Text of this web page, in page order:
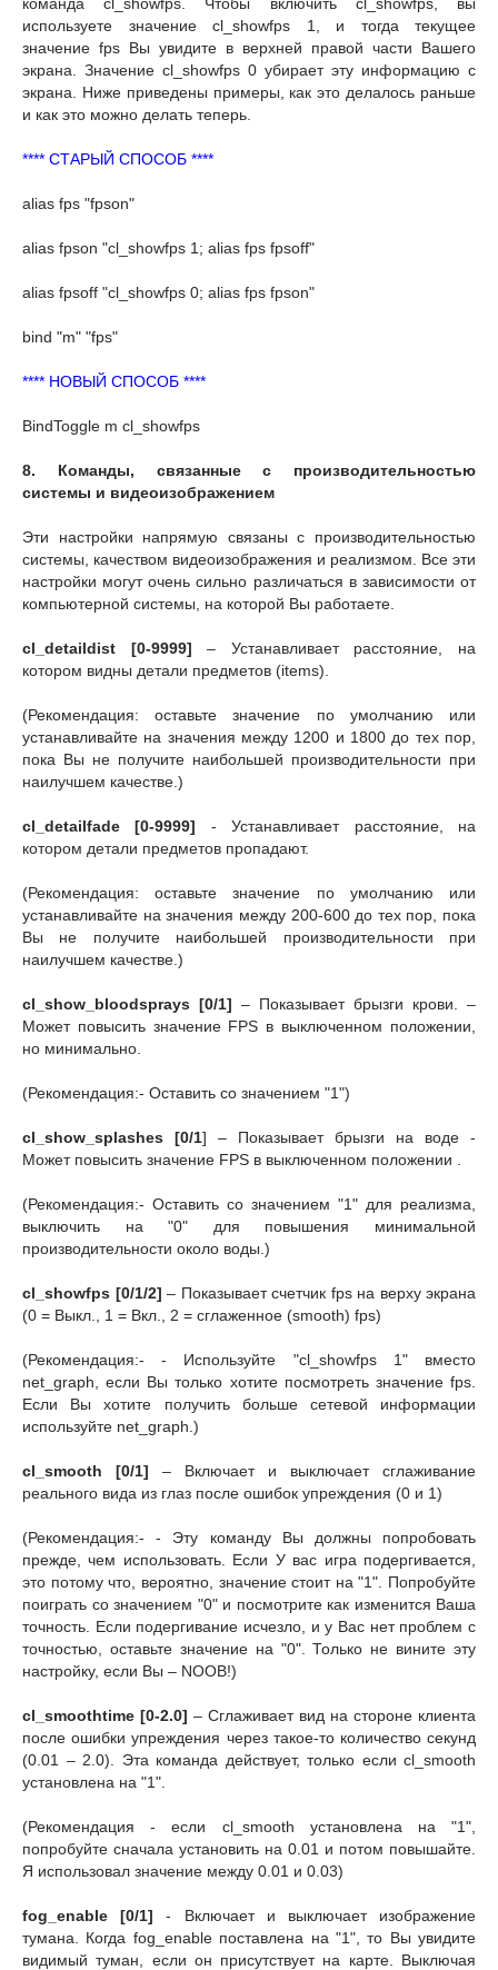
используете значение cl_showfps 1, и тогда текущее
значение fps Вы увидите в верхней правой части Вашего
экрана. Значение cl_showfps 0 убирает эту информацию с
экрана. Ниже приведены примеры, как это делалось раньше
и как это можно делать теперь.
**** СТАРЫЙ СПОСОБ ****
alias fps "fpson"
alias fpson "cl_showfps 1; alias fps fpsoff"
alias fpsoff "cl_showfps 0; alias fps fpson"
bind "m" "fps"
**** НОВЫЙ СПОСОБ ****
BindToggle m cl_showfps
8. Команды, связанные с производительностью
системы и видеоизображением
Эти настройки напрямую связаны с производительностью
системы, качеством видеоизображения и реализмом. Все эти
настройки могут очень сильно различаться в зависимости от
компьютерной системы, на которой Вы работаете.
cl_detaildist [0-9999]– Устанавливает расстояние, на
котором видны детали предметов (items).
(Рекомендация: оставьте значение по умолчанию или
устанавливайте на значения между 1200 и 1800 до тех пор,
пока Вы не получите наибольшей производительности при
наилучшем качестве.)
cl_detailfade [0-9999] - Устанавливает расстояние, на
котором детали предметов пропадают.
(Рекомендация: оставьте значение по умолчанию или
устанавливайте на значения между 200-600 до тех пор, пока
Вы не получите наибольшей производительности при
наилучшем качестве.)
cl_show_bloodsprays [0/1] – Показывает брызги крови. –
Может повысить значение FPS в выключенном положении,
но минимально.
(Рекомендация:- Оставить со значением "1")
cl_show_splashes [0/1] – Показывает брызги на воде -
Может повысить значение FPS в выключенном положении .
(Рекомендация:- Оставить со значением "1" для реализма,
выключить на "0" для повышения минимальной
производительности около воды.)
cl_showfps [0/1/2] – Показывает счетчик fps на верху экрана
(0 = Выкл., 1 = Вкл., 2 = сглаженное (smooth) fps)
(Рекомендация:- - Используйте "cl_showfps 1" вместо
net_graph, если Вы только хотите посмотреть значение fps.
Если Вы хотите получить больше сетевой информации
используйте net_graph.)
cl_smooth [0/1] – Включает и выключает сглаживание
реального вида из глаз после ошибок упреждения (0 и 1)
(Рекомендация:- - Эту команду Вы должны попробовать
прежде, чем использовать. Если У вас игра подергивается,
это потому что, вероятно, значение стоит на "1". Попробуйте
поиграть со значением "0" и посмотрите как изменится Ваша
точность. Если подергивание исчезло, и у Вас нет проблем с
точностью, оставьте значение на "0". Только не вините эту
настройку, если Вы – NOOB!)
cl_smoothtime [0-2.0] – Сглаживает вид на стороне клиента
после ошибки упреждения через такое-то количество секунд
(0.01 – 2.0). Эта команда действует, только если cl_smooth
установлена на "1".
(Рекомендация - если cl_smooth установлена на "1",
попробуйте сначала установить на 0.01 и потом повышайте.
Я использовал значение между 0.01 и 0.03)
fog_enable [0/1] - Включает и выключает изображение
тумана. Когда fog_enable поставлена на "1", то Вы увидите
видимый туман, если он присутствует на карте. Выключая